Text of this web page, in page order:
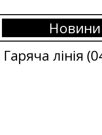
Новини
Гаряча лінія